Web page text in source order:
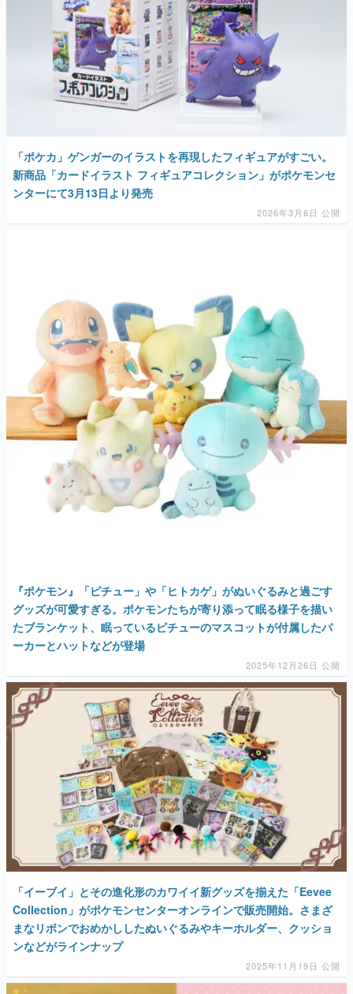
「ポケカ」ゲンガーのイラストを再現したフィギュアがすごい。
新商品「カードイラスト フィギュアコレクション」がポケモンセ
ンターにて3月13日より発売
2026年3月6日 公開
『ポケモン』「ピチュー」や「ヒトカゲ」がぬいぐるみと過ごす
グッズが可愛すぎる。ポケモンたちが寄り添って眠る様子を描い
たブランケット、眠っているピチューのマスコットが付属したパ
ーカーとハットなどが登場
2025年12月26日 公開
「イーブイ」とその進化形のカワイイ新グッズを揃えた「Eevee
Collection」がポケモンセンターオンラインで販売開始。さまざ
まなリボンでおめかししたぬいぐるみやキーホルダー、クッショ
ンなどがラインナップ
2025年11月19日 公開